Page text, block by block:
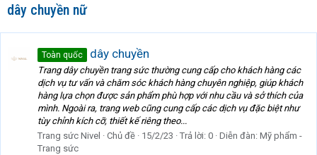
dây chuyền nữ
Toàn quốc dây chuyền
Trang dây chuyền trang sức thường cung cấp cho khách hàng các
dịch vụ tư vấn và chăm sóc khách hàng chuyên nghiệp, giúp khách
hàng lựa chọn được sản phẩm phù hợp với nhu cầu và sở thích của
mình. Ngoài ra, trang web cũng cung cấp các dịch vụ đặc biệt như
tùy chỉnh kích cỡ, thiết kế riêng theo...
Trang sức Nivel
Chủ đề 15/2/23 Trả lời: 0 Diễn đàn: Mỹ phẩm -
Trang sức